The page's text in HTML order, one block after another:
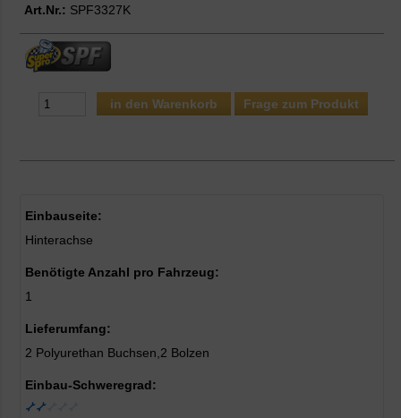
Art.Nr.: SPF3327K
Frage zum Produkt
Einbauseite:
Hinterachse
Benötigte Anzahl pro Fahrzeug:
1
Lieferumfang:
2 Polyurethan Buchsen,2 Bolzen
Einbau-Schweregrad: